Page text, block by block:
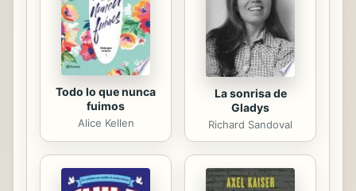
supere y se...
Todo lo que nunca
fuimos
Alice Kellen
La sonrisa de
Gladys
Richard Sandoval